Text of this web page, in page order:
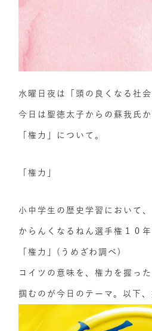
水曜日夜は「頭の良くなる社会
今日は聖徳太子からの蘇我氏
「権力」について。
「権力」
小中学生の歴史学習において
からんくなるねん選手権１０
「権力」(うめざわ調べ)
コイツの意味を、権力を握っ
掴むのが今日のテーマ。以下、